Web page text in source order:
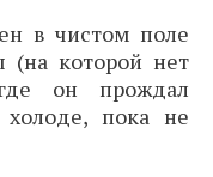
в чистом поле
(на которой нет
он прождал
пока не